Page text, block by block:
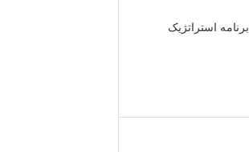
. mail رسالت. mail بیانیه ماموریت. mail اهداف برنامه عملیاتی سال جاری. mail اعضای واحد. mail برنامه استراتژیک